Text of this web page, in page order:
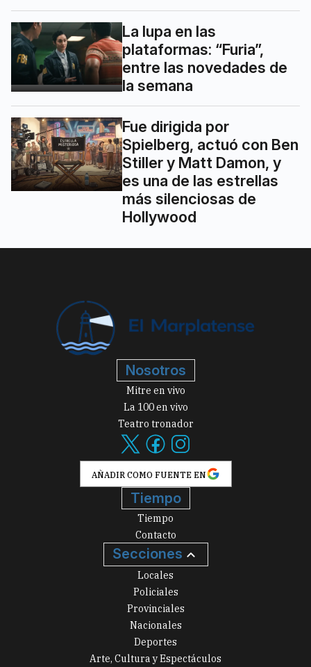
La lupa en las
plataformas: “Furia”,
entre las novedades de
la semana
Fue dirigida por
Spielberg, actuó con Ben
Stiller y Matt Damon, y
es una de las estrellas
más silenciosas de
Hollywood
Nosotros
Mitre en vivo
La 100 en vivo
Teatro tronador
AÑADIR COMO FUENTE EN
Tiempo
Tiempo
Contacto
Secciones
Locales
Policiales
Provinciales
Nacionales
Deportes
Arte, Cultura y Espectáculos